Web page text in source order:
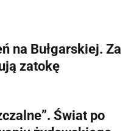
na Bułgarskiej. Za
zatokę
Świat po